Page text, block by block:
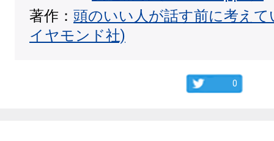
著作： 頭のいい人が話す前に考え
イヤモンド社)
0